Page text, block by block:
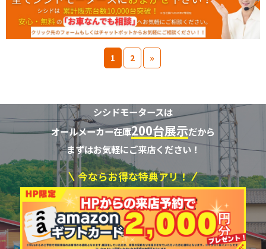
1 2 »
シシドモータースは
オールメーカー在庫200台展示だから
まずはお気軽にご来店ください！
今ならお得な特典アリ！